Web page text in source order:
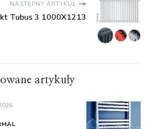
NASTĘPNY ARTYKUŁ
Tubus 3 1000X1213
artykuły